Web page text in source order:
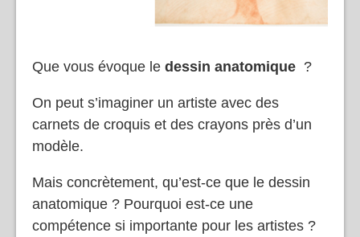
Que vous évoque le dessin anatomique ?
On peut s’imaginer un artiste avec des
carnets de croquis et des crayons près d’un
modèle.
Mais concrètement, qu’est-ce que le dessin
anatomique ? Pourquoi est-ce une
compétence si importante pour les artistes ?